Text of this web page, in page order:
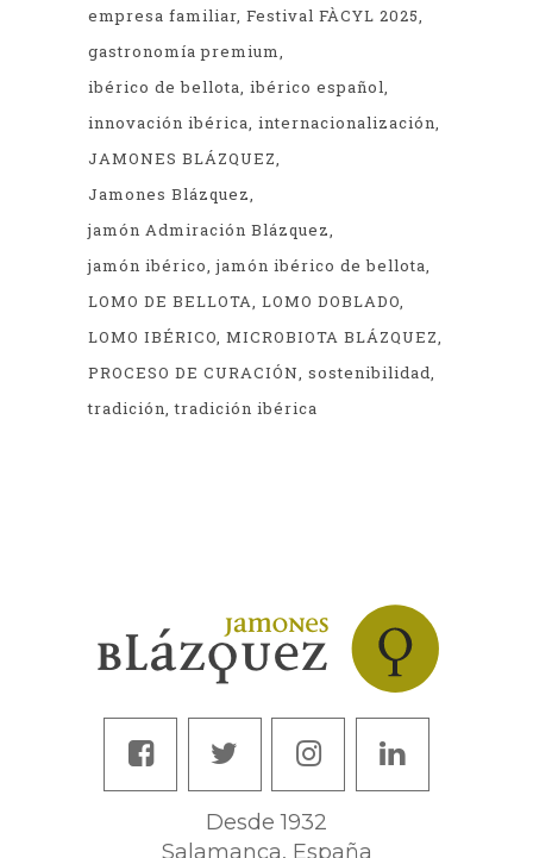
empresa familiar Festival FÀCYL 2025
gastronomía premium
ibérico de bellota ibérico español
innovación ibérica internacionalización
JAMONES BLÁZQUEZ
Jamones Blázquez
jamón Admiración Blázquez
jamón ibérico jamón ibérico de bellota
LOMO DE BELLOTA LOMO DOBLADO
LOMO IBÉRICO MICROBIOTA BLÁZQUEZ
PROCESO DE CURACIÓN sostenibilidad
tradición tradición ibérica
Desde 1932
Salamanca, España